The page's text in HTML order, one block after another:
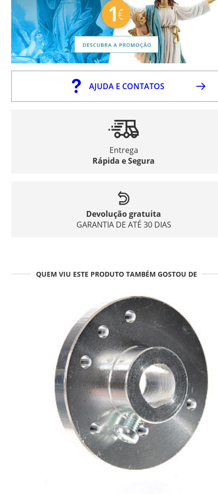
AJUDA E CONTATOS
Entrega
Rápida e Segura
Devolução gratuita
GARANTIA DE ATÉ 30 DIAS
QUEM VIU ESTE PRODUTO TAMBÉM GOSTOU DE